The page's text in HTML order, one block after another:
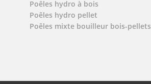
Poêles hydro à bois
Poêles hydro pellet
Poêles mixte bouilleur bois-pellets